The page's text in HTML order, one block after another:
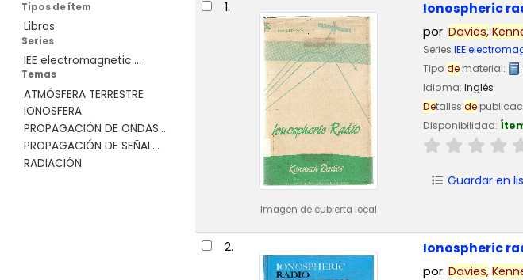
Tipos de ítem
Libros
Series
IEE electromagnetic ...
Temas
ATMÓSFERA TERRESTRE
IONOSFERA
PROPAGACIÓN DE ONDAS...
PROPAGACIÓN DE SEÑAL...
RADIACIÓN
1.
Imagen de cubierta local
Ionospheric
por Davies,
Series IEE
Tipo de material:
Idioma: Inglés
Detalles de
Disponibilidad:
Guardar en
2. Ionospheric
por Davies,